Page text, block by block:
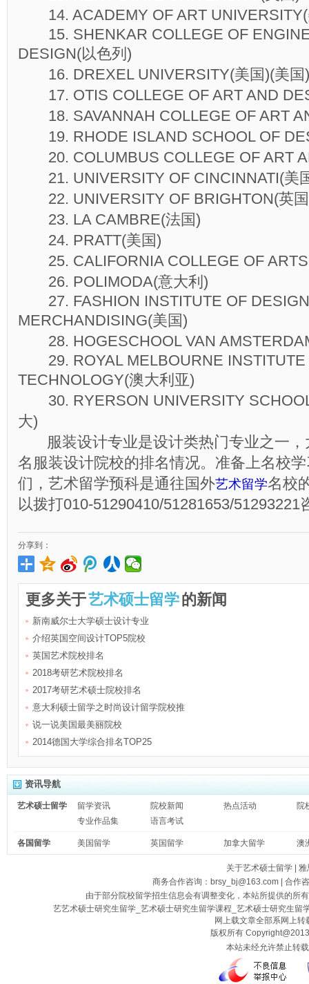
14. ACADEMY OF ART UNIVERSITY(
15. SHENKAR COLLEGE OF
DESIGN(以色列)
16. DREXEL UNIVERSITY(美国)(美国)
17. OTIS COLLEGE OF ART AND
18. SAVANNAH COLLEGE OF ART
19. RHODE ISLAND SCHOOL OF
20. COLUMBUS COLLEGE OF ART
21. UNIVERSITY OF CINCINNATI(美
22. UNIVERSITY OF BRIGHTON(英
23. LA CAMBRE(法国)
24. PRATT(美国)
25. CALIFORNIA COLLEGE OF
26. POLIMODA(意大利)
27. FASHION INSTITUTE OF
MERCHANDISING(美国)
28. HOGESCHOOL VAN
29. ROYAL MELBOURNE INSTITUTE
TECHNOLOGY(澳大利亚)
30. RYERSON UNIVERSITY
大)
服装设计专业是设计类热门专业之一，
名服装设计院校的排名情况。准备上名校
们，艺术留学预科是通往国外艺术留学名校
以拨打010-51290410/51281653/51293221
分享到：
更多关于艺术硕士留学的新闻
新南威尔士大学硕士设计专业
介绍英国空间设计TOP5院校
英国艺术院校排名
2018考研艺术院校排名
2017考研艺术硕士院校排名
意大利硕士留学之时尚设计留学院校推
说一说美国最美丽院校
2014德国大学综合排名TOP25
资讯导航
艺术硕士留学 留学资讯 院校新闻 热点活动
院
专业作品集
语言考试
各国留学 美国留学 英国留学 加拿大留学 澳
关于艺术硕士留学
雅
商务合作咨询：brsy_bj@163.com | 合作
由于部分院校留学招生信息会有调整变化，本站所提供的所
艺艺术硕士研究生留学_艺术硕士研究生留学课程_艺术硕士研究生
网上载文章全部系网上
版权所有
本站未经允许禁止转